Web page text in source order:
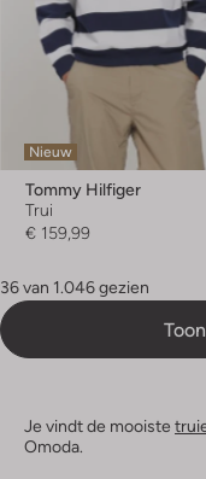
Nieuw
Tommy Hilfiger
Trui
€ 159,99
36 van 1.046 gezien
Je vindt de mooiste
Omoda.